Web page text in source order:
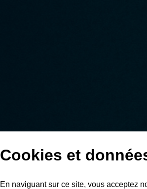
Cookies et
En naviguant sur ce site, vous acceptez